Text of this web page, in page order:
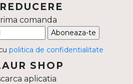
comanda
Aboneaza-te
politica de confidentialitate
SHOP
aplicatia